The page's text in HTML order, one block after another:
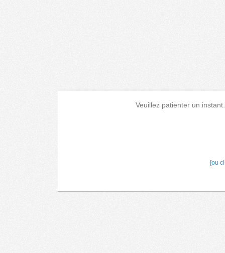
Veuillez patienter un
[ou